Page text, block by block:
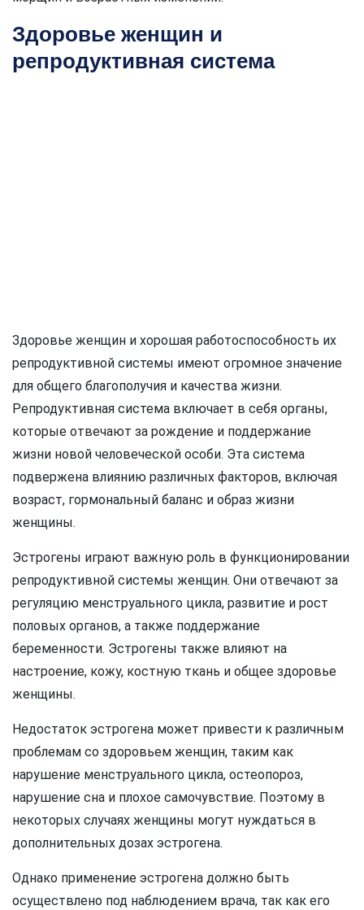
Здоровье женщин и
репродуктивная система
Здоровье женщин и хорошая работоспособность их
репродуктивной системы имеют огромное значение
для общего благополучия и качества жизни.
Репродуктивная система включает в себя органы,
которые отвечают за рождение и поддержание
жизни новой человеческой особи. Эта система
подвержена влиянию различных факторов, включая
возраст, гормональный баланс и образ жизни
женщины.
Эстрогены играют важную роль в функционировании
репродуктивной системы женщин. Они отвечают за
регуляцию менструального цикла, развитие и рост
половых органов, а также поддержание
беременности. Эстрогены также влияют на
настроение, кожу, костную ткань и общее здоровье
женщины.
Недостаток эстрогена может привести к различным
проблемам со здоровьем женщин, таким как
нарушение менструального цикла, остеопороз,
нарушение сна и плохое самочувствие. Поэтому в
некоторых случаях женщины могут нуждаться в
дополнительных дозах эстрогена.
Однако применение эстрогена должно быть
осуществлено под наблюдением врача, так как его